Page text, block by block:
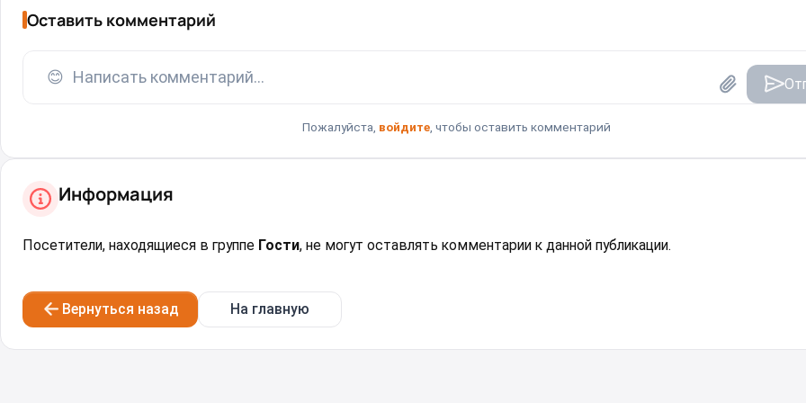
Оставить комментарий
😊 Написать комментарий...
Пожалуйста, войдите, чтобы оставить комментарий
Информация
Посетители, находящиеся в группе Гости, не могут оставлять комментарии к данной публикации.
Вернуться назад На главную